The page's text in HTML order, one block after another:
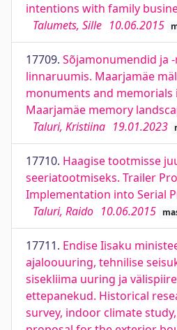
intentions with family
Talumets, Sille 10.06.2015
17709. Sõjamonumendid ja
linnaruumis. Maarjamäe
monuments and memorials
Maarjamäe memory
Taluri, Kristiina 19.01.2023
17710. Haagise tootmisse
seeriatootmiseks. Trailer
Implementation into Serial
Taluri, Raido 10.06.2015
17711. Endise Iisaku
ajaloouuring, tehnilise
sisekliima uuring ja
ettepanekud. Historical
survey, indoor climate